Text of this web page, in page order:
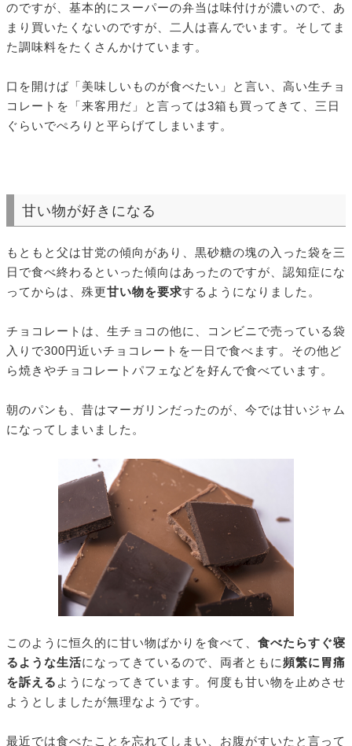
のですが、基本的にスーパーの弁当は味付けが濃いので、あ
まり買いたくないのですが、二人は喜んでいます。そしてま
た調味料をたくさんかけています。
口を開けば「美味しいものが食べたい」と言い、高い生チョ
コレートを「来客用だ」と言っては3箱も買ってきて、三日
ぐらいでぺろりと平らげてしまいます。
甘い物が好きになる
もともと父は甘党の傾向があり、黒砂糖の塊の入った袋を三
日で食べ終わるといった傾向はあったのですが、認知症にな
ってからは、殊更甘い物を要求するようになりました。
チョコレートは、生チョコの他に、コンビニで売っている袋
入りで300円近いチョコレートを一日で食べます。その他ど
ら焼きやチョコレートパフェなどを好んで食べています。
朝のパンも、昔はマーガリンだったのが、今では甘いジャム
になってしまいました。
このように恒久的に甘い物ばかりを食べて、 食べたらすぐ寝
るような生活になってきているので、両者ともに頻繁に胃痛
を訴える ようになってきています。何度も甘い物を止めさせ
ようとしましたが無理なようです。
最近では食べたことを忘れてしまい、お腹がすいたと言って